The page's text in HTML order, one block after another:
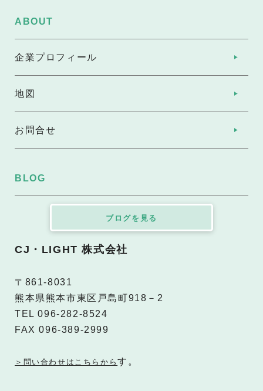
ABOUT
企業プロフィール
地図
お問合せ
BLOG
ブログを見る
CJ・LIGHT 株式会社
〒861-8031
熊本県熊本市東区戸島町918－2
TEL 096-282-8524
FAX 096-389-2999
＞問い合わせはこちらからす。